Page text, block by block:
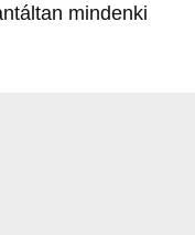
mindenki